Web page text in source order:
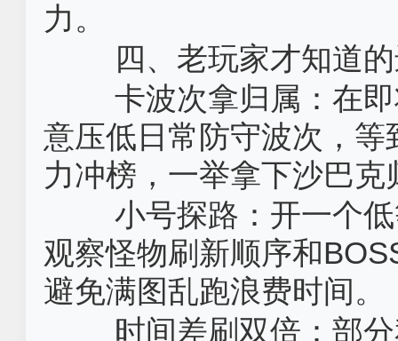
力。
四、老玩家才知道
卡波次拿归属：在
意压低日常防守波次，
力冲榜，一举拿下沙巴克
小号探路：开一个
观察怪物刷新顺序和
避免满图乱跑浪费时间。
时间差刷双倍：部